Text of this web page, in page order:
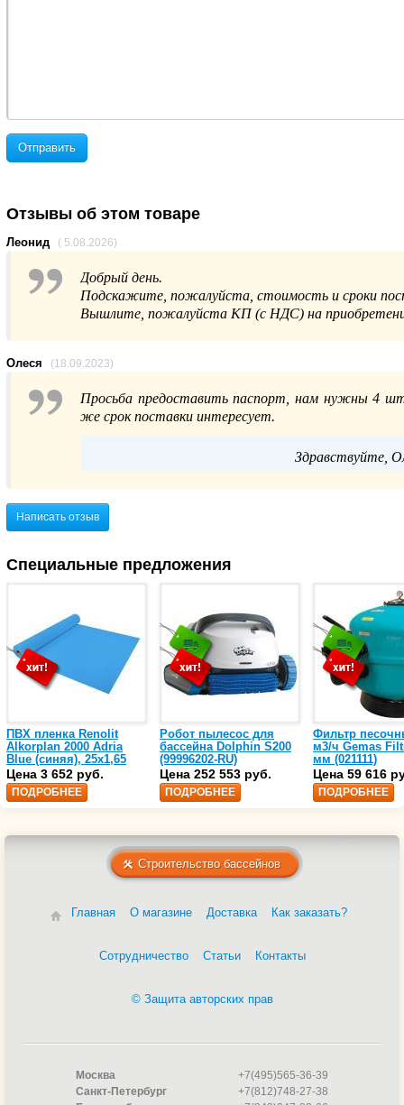
Отправить
Отзывы об этом товаре
Леонид ( 5.08.2026)
Добрый день.
Подскажите, пожалуйста, стоимость и сроки
Вышлите, пожалуйста КП (с НДС) на
Олеся (18.09.2023)
Просьба предоставить паспорт, нам нужны 4
же срок поставки интересует.
Здравствуйте,
Написать отзыв
Специальные предложения
ПВХ пленка Renolit
Alkorplan 2000 Adria
Blue (синяя), 25х1,65
(35216203)
Цена 3 652 руб.
ПОДРОБНЕЕ
Робот пылесос для
бассейна Dolphin S200
(99996202-RU)
Цена 252 553 руб.
ПОДРОБНЕЕ
Фильтр
м3/ч Gemas
мм (021111)
Цена 59 616
ПОДРОБНЕЕ
Строительство бассейнов
Главная О магазине Доставка Как заказать?
Сотрудничество Статьи Контакты
© Защита авторских прав
Москва
+7(495)565-36-39
Санкт-Петербург
+7(812)748-27-38